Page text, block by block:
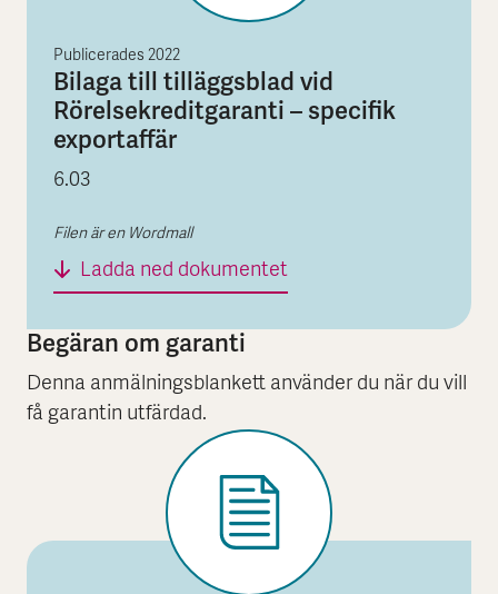
Publicerades 2022
Bilaga till tilläggsblad vid
Rörelsekreditgaranti – specifik
exportaffär
6.03
Filen är en Wordmall
Ladda ned dokumentetBilaga till tilläggsblad
Begäran om garanti
Denna anmälningsblankett använder du när du vill
få garantin utfärdad.